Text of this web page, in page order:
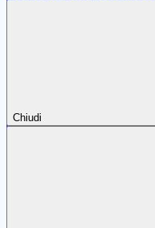
Chiudi